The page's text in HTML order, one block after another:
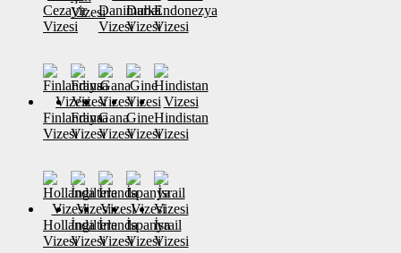
Cezayir
Vizesi
VizesiDanimarka
Vizesi
Dubai
Vizesi
Endonezya
Vizesi
Finlandiya
Vizesi
Fransa
Vizesi
Gana
Vizesi
Gine
Vizesi
Hindistan
Vizesi
Hollanda
Vizesi
İngiltere
Vizesi
İrlanda
Vizesi
İspanya
Vizesi
İsrail
Vizesi